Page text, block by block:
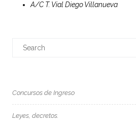
A/C T. Vial Diego Villanueva
Concursos de Ingreso
Leyes, decretos.